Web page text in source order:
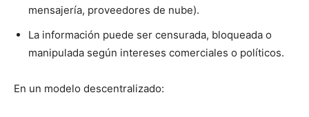
mensajería, proveedores de nube).
La información puede ser censurada, bloqueada o
manipulada según intereses comerciales o políticos.
En un modelo descentralizado: